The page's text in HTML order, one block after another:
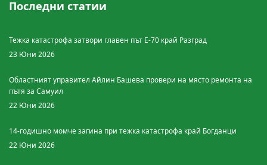
Последни статии
Тежка катастрофа затвори главен път Е-70 край Разград
23 Юни 2026
Областният управител Айлин Башева провери на място ремонта на
пътя за Самуил
22 Юни 2026
14-годишно момче загина при тежка катастрофа край Богданци
22 Юни 2026